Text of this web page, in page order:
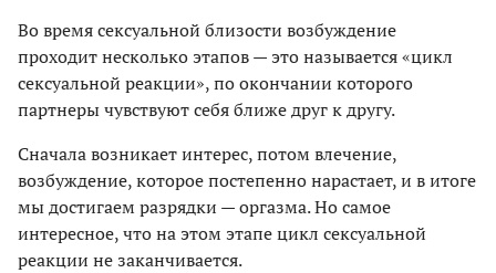
Во время сексуальной близости возбуждение
проходит несколько этапов — это называется «цикл
сексуальной реакции», по окончании которого
партнеры чувствуют себя ближе друг к другу.
Сначала возникает интерес, потом влечение,
возбуждение, которое постепенно нарастает, и в итоге
мы достигаем разрядки — оргазма. Но самое
интересное, что на этом этапе цикл сексуальной
реакции не заканчивается.